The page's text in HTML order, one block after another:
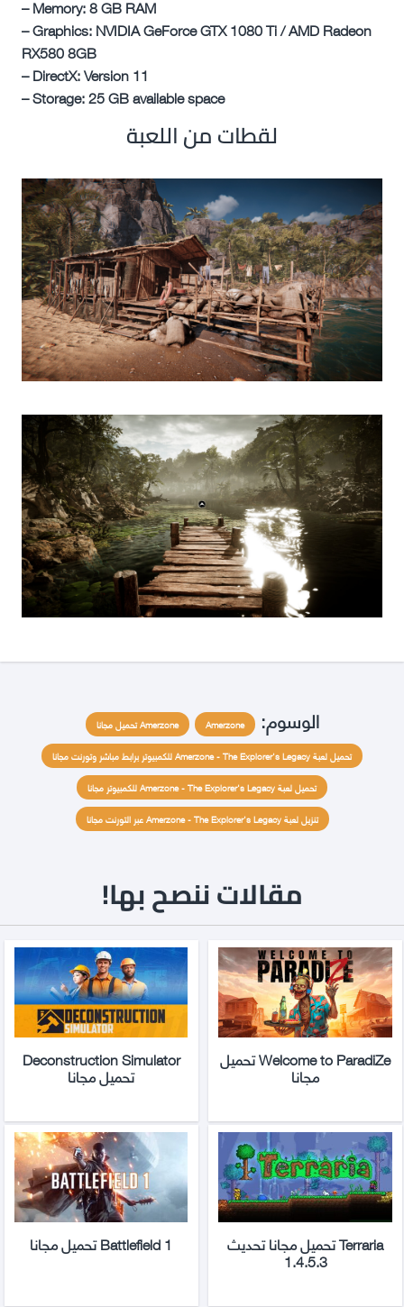
– Memory: 8 GB RAM
– Graphics: NVIDIA GeForce GTX 1080 Ti / AMD Radeon
RX580 8GB
– DirectX: Version 11
– Storage: 25 GB available space
لقطات من اللعبة
الوسوم: Amerzone
Amerzone تحميل مجانا
تحميل لعبة Amerzone - The Explorer's Legacy للكمبيوتر برابط مباشر وتورنت مجانا
تحميل لعبة Amerzone - The Explorer's Legacy للكمبيوتر مجانا
تنزيل لعبة Amerzone - The Explorer's Legacy عبر التورنت مجانا
مقالات ننصح بها!
Welcome to ParadiZe تحميل
مجانا
Deconstruction Simulator
تحميل مجانا
Terraria تحميل مجانا تحديث
1.4.5.3
Battlefield 1 تحميل مجانا